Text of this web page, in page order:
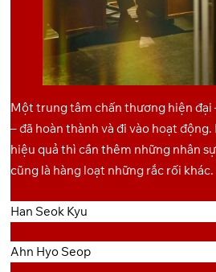
Một trung tâm chấn thương hiện đại
– đã hoàn thành và đi vào hoạt
hiệu quả thì cần thêm những nhân
cũng là hàng loạt những rắc rối khác.
Han Seok Kyu
Ahn Hyo Seop